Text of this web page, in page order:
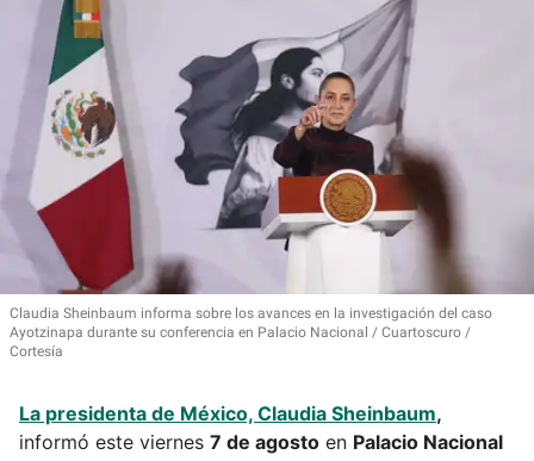
Claudia Sheinbaum informa sobre los avances en la investigación del caso
Ayotzinapa durante su conferencia en Palacio Nacional
Cuartoscuro /
Cortesía
La presidenta de México, Claudia Sheinbaum,
informó este viernes 7 de agosto en Palacio Nacional